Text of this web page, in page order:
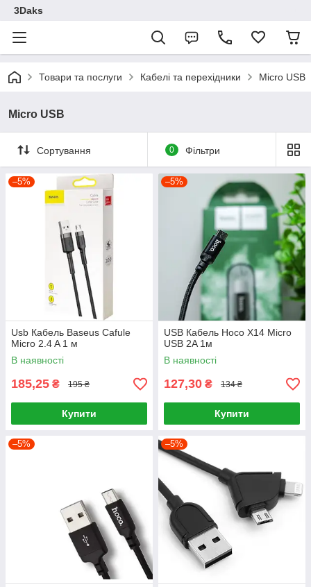
3Daks
Товари та послуги Кабелі та перехідники Micro USB
Micro USB
Сортування 0 Фільтри
–5%
Usb Кабель Baseus Cafule
Micro 2.4 A 1 м
В наявності
185,25 ₴ 195 ₴
Купити
–5%
USB Кабель Hoco X14 Micro
USB 2A 1м
В наявності
127,30 ₴ 134 ₴
Купити
–5% –5%